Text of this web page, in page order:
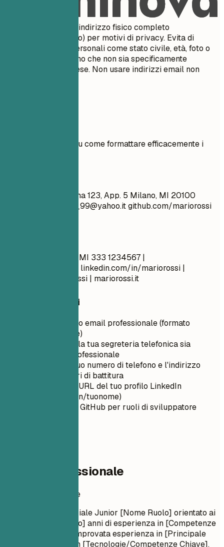
Non includere il tuo indirizzo fisico completo
(numero/nome civico) per motivi di privacy. Evita di
includere dettagli personali come stato civile, età, foto o
codice fiscale, a meno che non sia specificamente
richiesto nel tuo paese. Non usare indirizzi email non
Vedi chiari esempi su come formattare efficacemente i
Mario Rossi Via Roma 123, App. 5 Milano, MI 20100
simpatico_ragazzo_99@yahoo.itgithub.com/mariorossi
Mario Rossi Milano, MI 333 1234567 |
linkedin.com/in/mariorossi |
github.com/mariorossi | mariorossi.it
Consigli rapidi
Usa un indirizzo email professionale (formato
nome.cognome)
Assicurati che la tua segreteria telefonica sia
impostata e professionale
Ricontrolla il tuo numero di telefono e l'indirizzo
email per errori di battitura
Personalizza l'URL del tuo profilo LinkedIn
(linkedin.com/in/tuonome)
Includi il link a GitHub per ruoli di sviluppatore
Profilo professionale
Profilo professionale
Ingegnere Commerciale Junior [Nome Ruolo] orientato ai
risultati con [Numero] anni di esperienza in [Competenze
Chiave/Settori]. Comprovata esperienza in [Principale
Risultato]. Esperto in [Tecnologie/Competenze Chiave].